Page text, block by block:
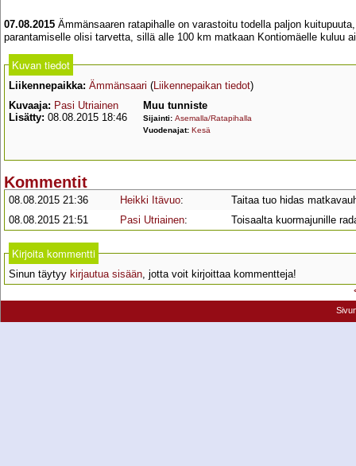
07.08.2015 Ämmänsaaren ratapihalle on varastoitu todella paljon
parantamiselle olisi tarvetta, sillä alle 100 km matkaan Kontiomäelle kuluu
Kuvan tiedot
Liikennepaikka: Ämmänsaari (Liikennepaikan tiedot)
Kuvaaja: Pasi Utriainen
Lisätty: 08.08.2015 18:46
Muu tunniste
Sijainti: Asemalla/Ratapihalla
Vuodenajat: Kesä
Kommentit
08.08.2015 21:36 Heikki Itävuo:
Taitaa tuo hidas
08.08.2015 21:51
Pasi Utriainen: Toisaalta kuormajunille
Kirjoita kommentti
Sinun täytyy kirjautua sisään, jotta voit kirjoittaa kommentteja!